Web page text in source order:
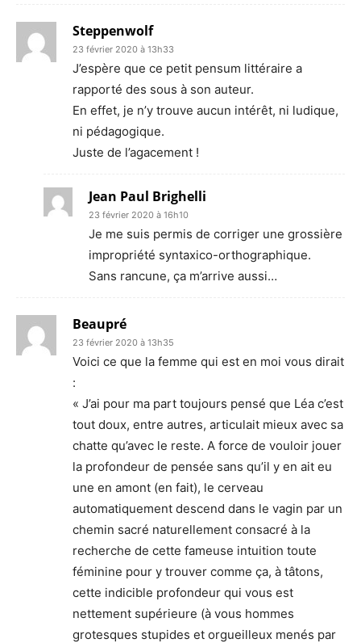
Steppenwolf
23 février 2020 à 13h33
J’espère que ce petit pensum littéraire a
rapporté des sous à son auteur.
En effet, je n’y trouve aucun intérêt, ni ludique,
ni pédagogique.
Juste de l’agacement !
Jean Paul Brighelli
23 février 2020 à 16h10
Je me suis permis de corriger une grossière
impropriété syntaxico-orthographique.
Sans rancune, ça m’arrive aussi…
Beaupré
23 février 2020 à 13h35
Voici ce que la femme qui est en moi vous dirait
:
« J’ai pour ma part toujours pensé que Léa c’est
tout doux, entre autres, articulait mieux avec sa
chatte qu’avec le reste. A force de vouloir jouer
la profondeur de pensée sans qu’il y en ait eu
une en amont (en fait), le cerveau
automatiquement descend dans le vagin par un
chemin sacré naturellement consacré à la
recherche de cette fameuse intuition toute
féminine pour y trouver comme ça, à tâtons,
cette indicible profondeur qui vous est
nettement supérieure (à vous hommes
grotesques stupides et orgueilleux menés par